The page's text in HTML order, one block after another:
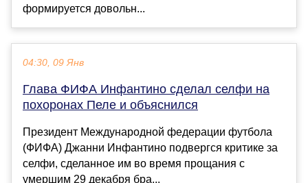
формируется довольн...
04:30, 09 Янв
Глава ФИФА Инфантино сделал селфи на
похоронах Пеле и объяснился
Президент Международной федерации футбола
(ФИФА) Джанни Инфантино подвергся критике за
селфи, сделанное им во время прощания с
умершим 29 декабря бра...